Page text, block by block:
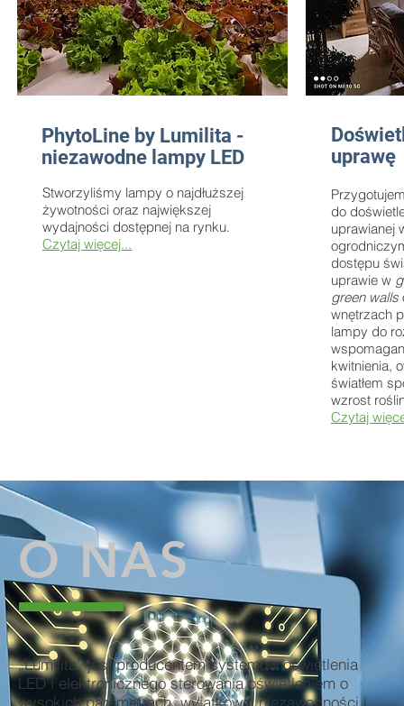
PhytoLine by Lumilita -
niezawodne lampy LED
Stworzyliśmy lampy o najdłuższej
żywotności oraz największej
wydajności dostępnej na rynku.
Czytaj więcej...
uprawę
do
uprawianej
dostępu
uprawie w
green walls
wnętrzach
lampy do
kwitnienia,
światłem
wzrost
Czytaj
O NAS
„Lumilita” jest producentem systemów oświetlenia
LED i elektronicznego sterowania oświetleniem o
wysokich parametrach, wyjątkowej niezawodności i